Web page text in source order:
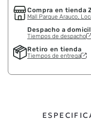
Compra en tienda
Mall Parque Arauco,
Despacho a
Tiempos de despacho
Retiro en tienda
Tiempos de entrega